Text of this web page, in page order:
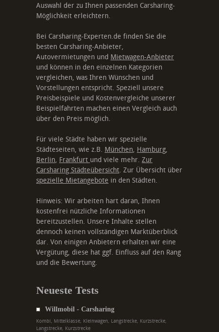
Auswahl der zu Ihnen passenden Carsharing-
Möglichkeit erleichtern.
Bei Carsharing-Experten.de finden Sie die
besten Carsharing-Anbieter,
Autovermietungen und Mietwagen-Anbieter
und können in den einzelnen Kategorien
vergleichen, was Ihren Wünschen und
Vorstellungen entspricht. Speziell unsere
Preisbeispiele und Kostenvergleiche unserer
Beispielfahrten machen einen Vergleich auch
über den Preis möglich.
Für viele Städte haben wir spezielle
Städteseiten, wie z.B. München, Hamburg,
Berlin, Frankfurt und viele mehr. Zur
Carsharing Städteübersicht. Zur Übersicht über
spezielle Mietangebote in den Städten.
Hinweis: Wir arbeiten hart daran, Ihnen
kostenfrei nützliche Informationen
bereitzustellen. Unsere Inhalte stellen
dennoch keinen vollständigen Marktüberblick
dar. Von einigen Anbietern erhalten wir eine
Vergütung, diese hat ggf. Einfluss auf den Rang
und die Bewertung.
Neueste Tests
Willmobil - Carsharing
Kombi, Mittelklasse, Kleinwagen, Langstrecke, Kurzstrecke,
Langstrecke, Kurzstrecke